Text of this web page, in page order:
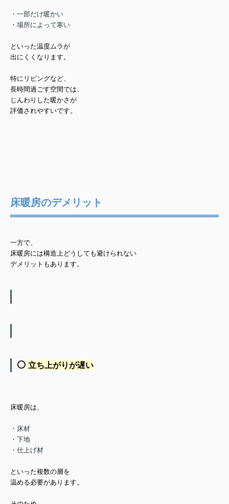
・一部だけ暖かい
・場所によって寒い
といった温度ムラが
出にくくなります。
特にリビングなど、
長時間過ごす空間では、
じんわりした暖かさが
評価されやすいです。
床暖房のデメリット
一方で、
床暖房には構造上どうしても避けられない
デメリットもあります。
⚪️ 立ち上がりが遅い
床暖房は、
・床材
・下地
・仕上げ材
といった複数の層を
温める必要があります。